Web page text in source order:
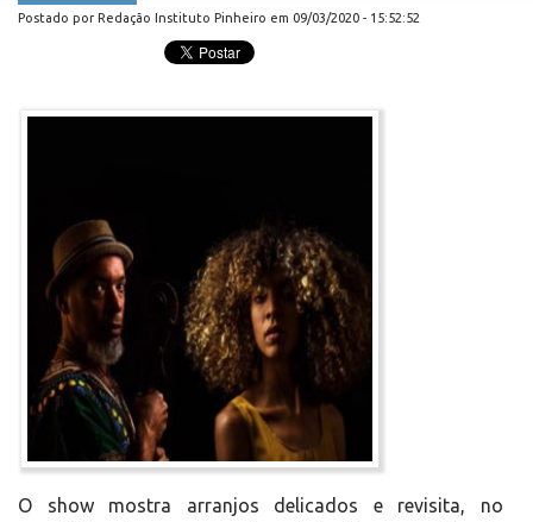
Postado por Redação Instituto Pinheiro em 09/03/2020 - 15:52:52
O show mostra arranjos delicados e revisita, no